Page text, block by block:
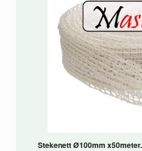
Stekenett Ø100mm